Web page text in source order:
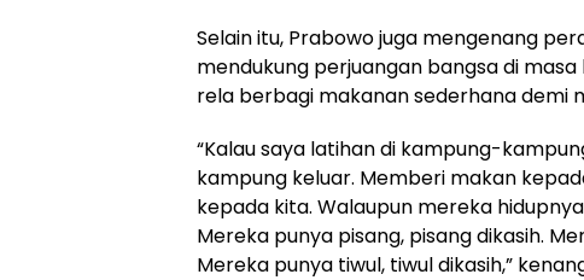
Selain itu, Prabowo juga mengenang
mendukung perjuangan bangsa di
rela berbagi makanan sederhana demi
“Kalau saya latihan di kampung-
kampung keluar. Memberi makan
kepada kita. Walaupun mereka
Mereka punya pisang, pisang dikasih.
Mereka punya tiwul, tiwul dikasih,”